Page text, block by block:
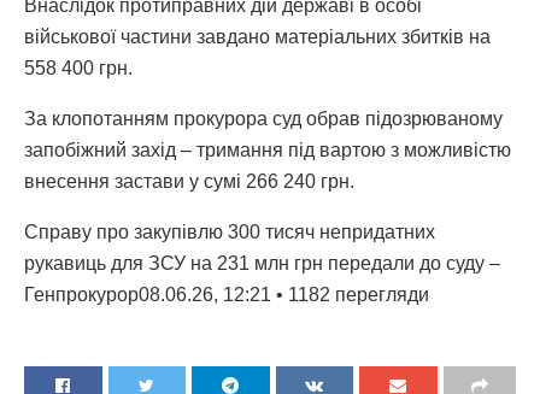
Внаслідок протиправних дій державі в особі
військової частини завдано матеріальних збитків на
558 400 грн.
За клопотанням прокурора суд обрав підозрюваному
запобіжний захід – тримання під вартою з можливістю
внесення застави у сумі 266 240 грн.
Справу про закупівлю 300 тисяч непридатних
рукавиць для ЗСУ на 231 млн грн передали до суду –
Генпрокурор08.06.26, 12:21 • 1182 перегляди